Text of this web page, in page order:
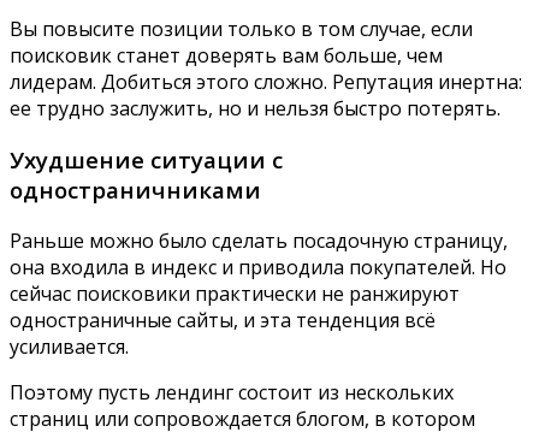
Вы повысите позиции только в том случае, если
поисковик станет доверять вам больше, чем
лидерам. Добиться этого сложно. Репутация инертна:
ее трудно заслужить, но и нельзя быстро потерять.
Ухудшение ситуации с
одностраничниками
Раньше можно было сделать посадочную страницу,
она входила в индекс и приводила покупателей. Но
сейчас поисковики практически не ранжируют
одностраничные сайты, и эта тенденция всё
усиливается.
Поэтому пусть лендинг состоит из нескольких
страниц или сопровождается блогом, в котором